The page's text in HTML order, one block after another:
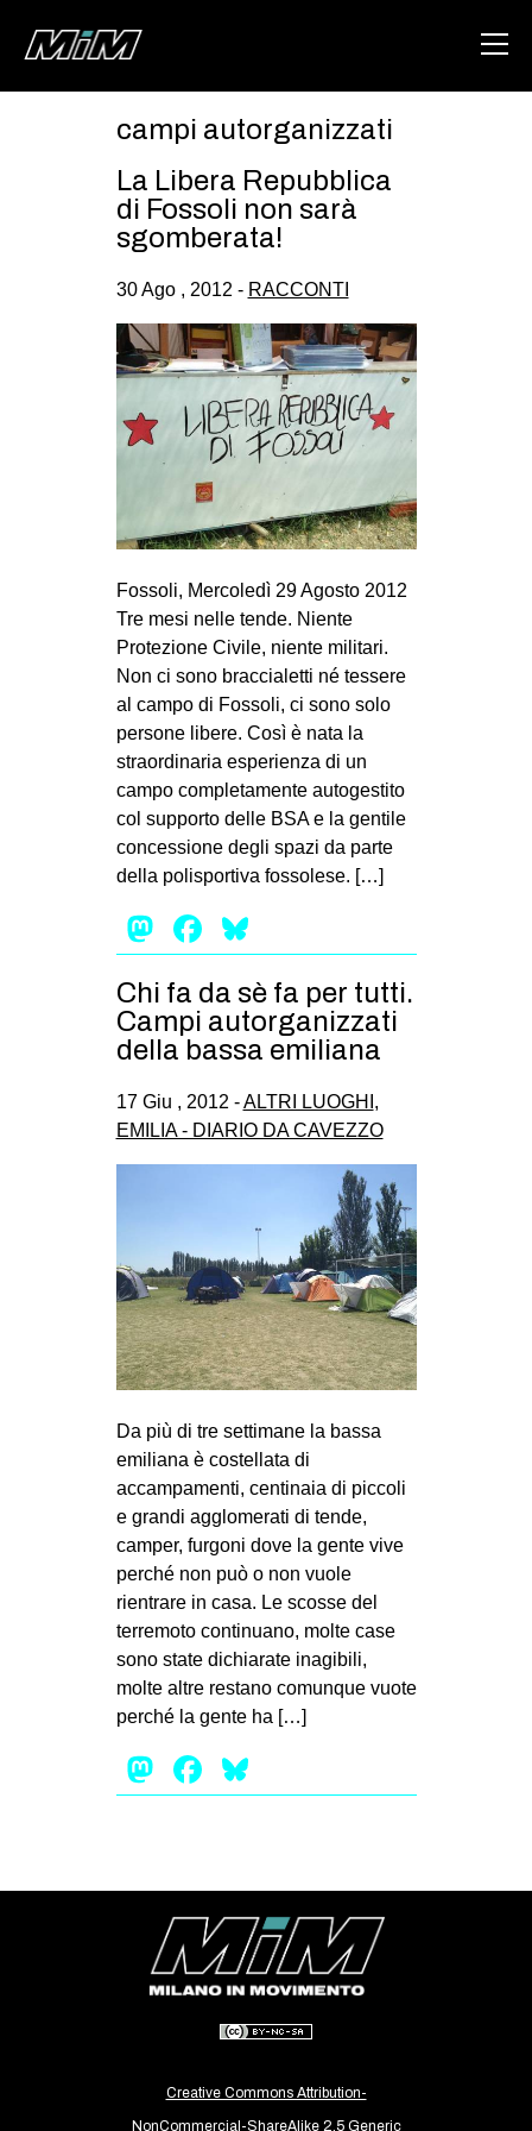
HOME
ABOUT
DEGENERAZIONE
GAZA FREESTYLE
CSOA LAMBRETTA
MSM
STUDENTI TSUNAMI
MILANO
MOBILITAZIONI
SPAZI
SPORT POPOLARE
MOVIMENTI
AMBIENTE
ANTIFASCISMO
DIRITTO ALL’ABITARE
GENERI
MIGRAZIONI
PRECARIATO
REPRESSIONE
STUDENTI
ARTE
CINEMA
MUSICA
RECENSIONI
INTERNAZIONALE
AFRICA
AMERICHE
ESTREMO ORIENTE
EUROPA
MEDIO ORIENTE
MONDO
EVENTI
in
tw
ms
SEARCH
campi autorganizzati
La Libera Repubblica
di Fossoli non sarà
sgomberata!
30 Ago , 2012 - RACCONTI
Fossoli, Mercoledì 29 Agosto 2012
Tre mesi nelle tende. Niente
Protezione Civile, niente militari.
Non ci sono braccialetti né tessere
al campo di Fossoli, ci sono solo
persone libere. Così è nata la
straordinaria esperienza di un
campo completamente autogestito
col supporto delle BSA e la gentile
concessione degli spazi da parte
della polisportiva fossolese. […]
Mastodon
Facebook
Chi fa da sè fa per tutti.
Campi autorganizzati
della bassa emiliana
17 Giu , 2012 -ALTRI LUOGHI ,
EMILIA - DIARIO DA CAVEZZO
Da più di tre settimane la bassa
emiliana è costellata di
accampamenti, centinaia di piccoli
e grandi agglomerati di tende,
camper, furgoni dove la gente vive
perché non può o non vuole
rientrare in casa. Le scosse del
terremoto continuano, molte case
sono state dichiarate inagibili,
molte altre restano comunque vuote
perché la gente ha […]
Mastodon
Facebook
Creative Commons Attribution-
NonCommercial-ShareAlike 2.5 Generic